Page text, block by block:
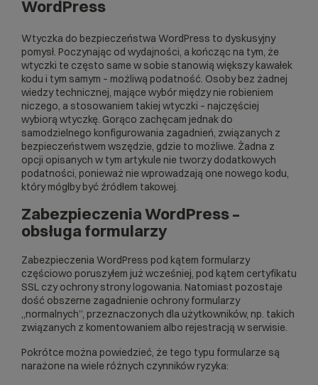
WordPress
Wtyczka do bezpieczeństwa WordPress to dyskusyjny
pomysł. Poczynając od wydajności, a kończąc na tym, że
wtyczki te często same w sobie stanowią większy kawałek
kodu i tym samym – możliwą podatność. Osoby bez żadnej
wiedzy technicznej, mające wybór między nie robieniem
niczego, a stosowaniem takiej wtyczki – najczęściej
wybiorą wtyczkę. Gorąco zachęcam jednak do
samodzielnego konfigurowania zagadnień, związanych z
bezpieczeństwem wszędzie, gdzie to możliwe. Żadna z
opcji opisanych w tym artykule nie tworzy dodatkowych
podatności, ponieważ nie wprowadzają one nowego kodu,
który mógłby być źródłem takowej.
Zabezpieczenia WordPress –
obsługa formularzy
Zabezpieczenia WordPress pod kątem formularzy
częściowo poruszyłem już wcześniej, pod kątem certyfikatu
SSL czy ochrony strony logowania. Natomiast pozostaje
dość obszerne zagadnienie ochrony formularzy
„normalnych”, przeznaczonych dla użytkowników, np. takich
związanych z komentowaniem albo rejestracją w serwisie.
Pokrótce można powiedzieć, że tego typu formularze są
narażone na wiele różnych czynników ryzyka: